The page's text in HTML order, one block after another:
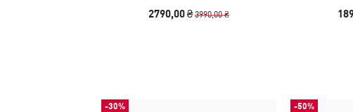
2790,00 ₴3990,00 ₴
-30% -50%